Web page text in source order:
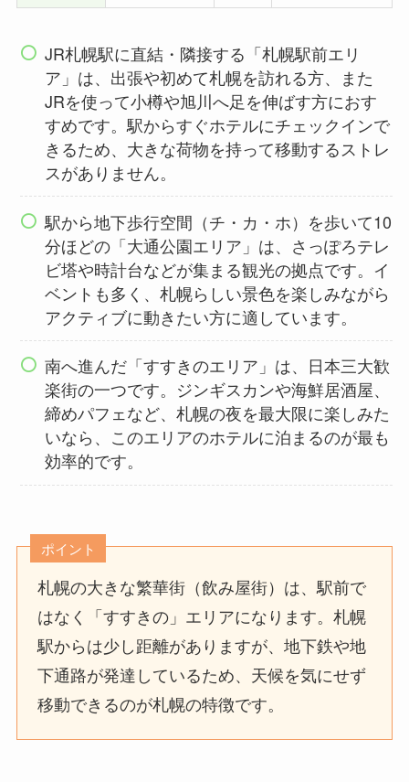
JR札幌駅に直結・隣接する「札幌駅前エリ
ア」は、出張や初めて札幌を訪れる方、また
JRを使って小樽や旭川へ足を伸ばす方におす
すめです。駅からすぐホテルにチェックインで
きるため、大きな荷物を持って移動するストレ
スがありません。
駅から地下歩行空間（チ・カ・ホ）を歩いて10
分ほどの「大通公園エリア」は、さっぽろテレ
ビ塔や時計台などが集まる観光の拠点です。イ
ベントも多く、札幌らしい景色を楽しみながら
アクティブに動きたい方に適しています。
南へ進んだ「すすきのエリア」は、日本三大歓
楽街の一つです。ジンギスカンや海鮮居酒屋、
締めパフェなど、札幌の夜を最大限に楽しみた
いなら、このエリアのホテルに泊まるのが最も
効率的です。
ポイント
札幌の大きな繁華街（飲み屋街）は、駅前で
はなく「すすきの」エリアになります。札幌
駅からは少し距離がありますが、地下鉄や地
下通路が発達しているため、天候を気にせず
移動できるのが札幌の特徴です。